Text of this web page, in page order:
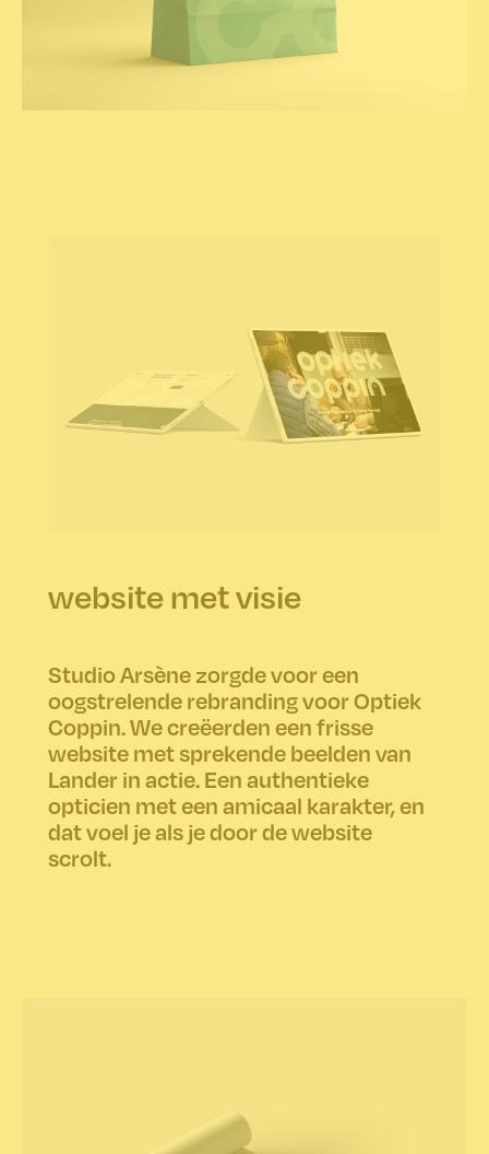
website met visie
Studio Arsène zorgde voor een
oogstrelende rebranding voor Optiek
Coppin. We creëerden een frisse
website met sprekende beelden van
Lander in actie. Een authentieke
opticien met een amicaal karakter, en
dat voel je als je door de website
scrolt.